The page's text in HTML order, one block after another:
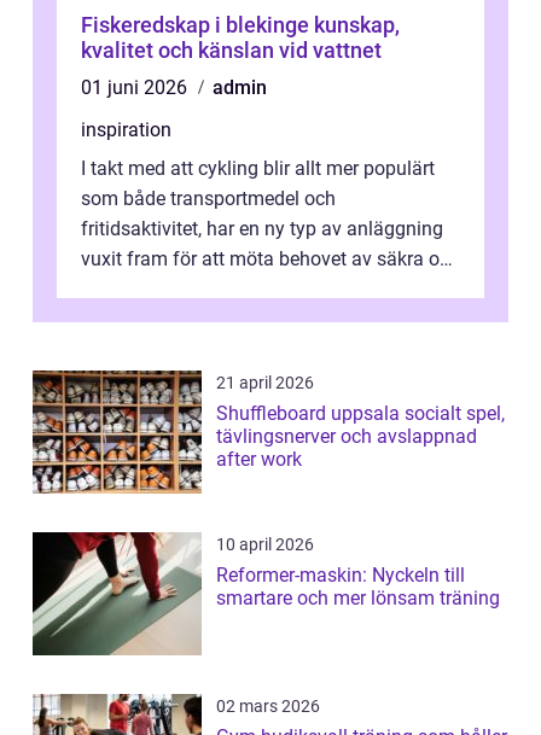
Fiskeredskap i blekinge kunskap,
kvalitet och känslan vid vattnet
01 juni 2026
admin
inspiration
I takt med att cykling blir allt mer populärt
som både transportmedel och
fritidsaktivitet, har en ny typ av anläggning
vuxit fram för att möta behovet av säkra och
21 april 2026
Shuffleboard uppsala socialt spel,
tävlingsnerver och avslappnad
after work
10 april 2026
Reformer-maskin: Nyckeln till
smartare och mer lönsam träning
02 mars 2026